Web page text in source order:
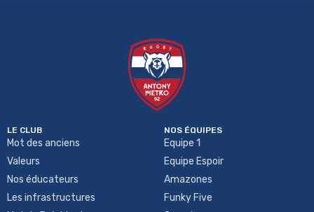
LE CLUB
Mot des anciens
Valeurs
Nos éducateurs
Les infrastructures
NOS ÉQUIPES
Equipe 1
Equipe Espoir
Amazones
Funky Five